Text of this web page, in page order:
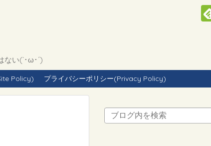
ない(`･ω･´)
Policy) プライバシーポリシー(Privacy Policy)